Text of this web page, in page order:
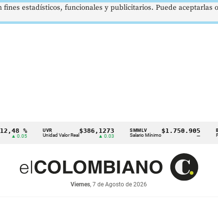
% UVR
Unidad Valor Real
$386,1273
▲ 0.03
SMMLV
Salario Mínimo
$1.750.905 BRENT
Petróleo
Viernes, 7 de Agosto de 2026
estadísticos, funcionales y publicitarios. Puede aceptarlas